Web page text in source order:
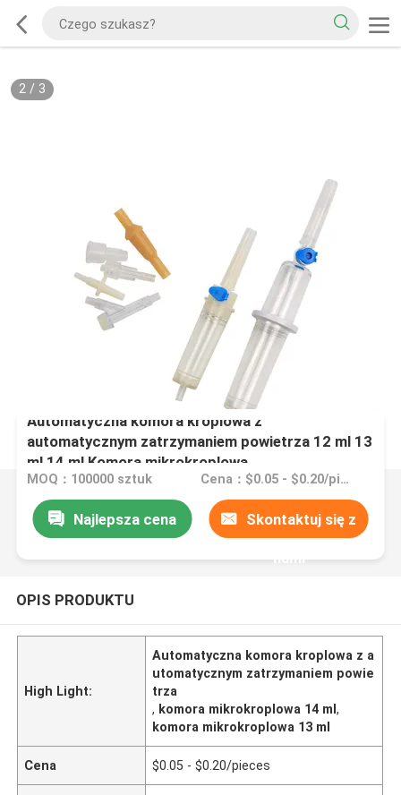
2/ 3
Automatyczna komora kroplowa z
automatycznym zatrzymaniem powietrza 12 ml 13
ml 14 ml Komora mikrokroplowa
MOQ：100000 sztuk Cena：$0.05 - $0.20/pieces
Najlepsza cena Skontaktuj się z
nami
OPIS PRODUKTU
High Light:
Automatyczna komora kroplowa z a
utomatycznym zatrzymaniem powie
trza
, komora mikrokroplowa 14 ml,
komora mikrokroplowa 13 ml
Cena $0.05 - $0.20/pieces